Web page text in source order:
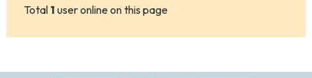
Total 1 user online on this page